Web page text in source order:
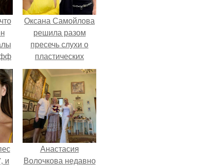
Оксана Самойлова
решила разом
пресечь слухи о
пластических
операциях и
публично
прояснила
ситуацию.
и
Анастасия
Волочкова недавно